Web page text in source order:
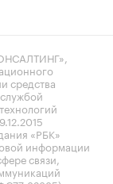
средства
«РБК»
информации
связи,